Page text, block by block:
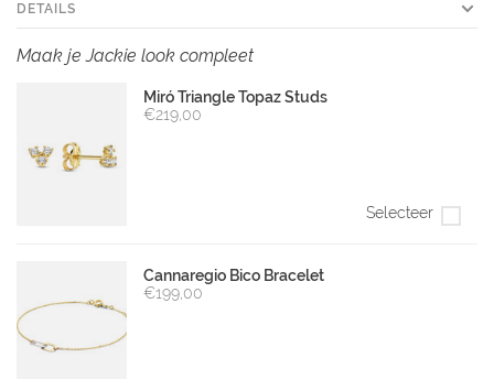
DETAILS
Maak je Jackie look compleet
Miró Triangle Topaz Studs
€219,00
Selecteer
Cannaregio Bico Bracelet
€199,00